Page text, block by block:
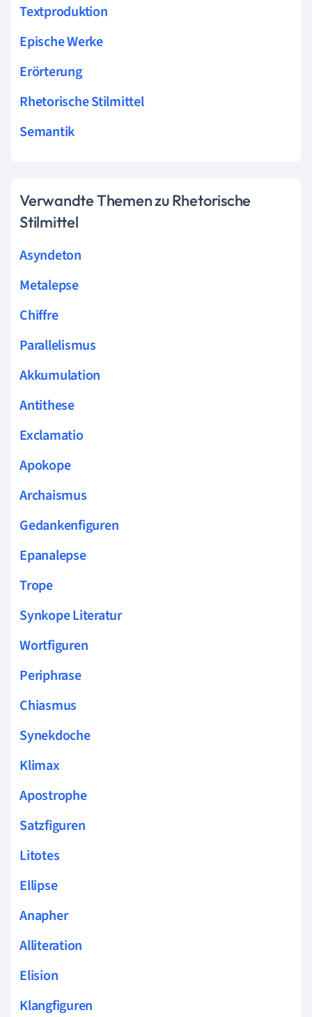
Textproduktion
Epische Werke
Erörterung
Rhetorische Stilmittel
Semantik
Verwandte Themen zu Rhetorische
Stilmittel
Asyndeton
Metalepse
Chiffre
Parallelismus
Akkumulation
Antithese
Exclamatio
Apokope
Archaismus
Gedankenfiguren
Epanalepse
Trope
Synkope Literatur
Wortfiguren
Periphrase
Chiasmus
Synekdoche
Klimax
Apostrophe
Satzfiguren
Litotes
Ellipse
Anapher
Alliteration
Elision
Klangfiguren